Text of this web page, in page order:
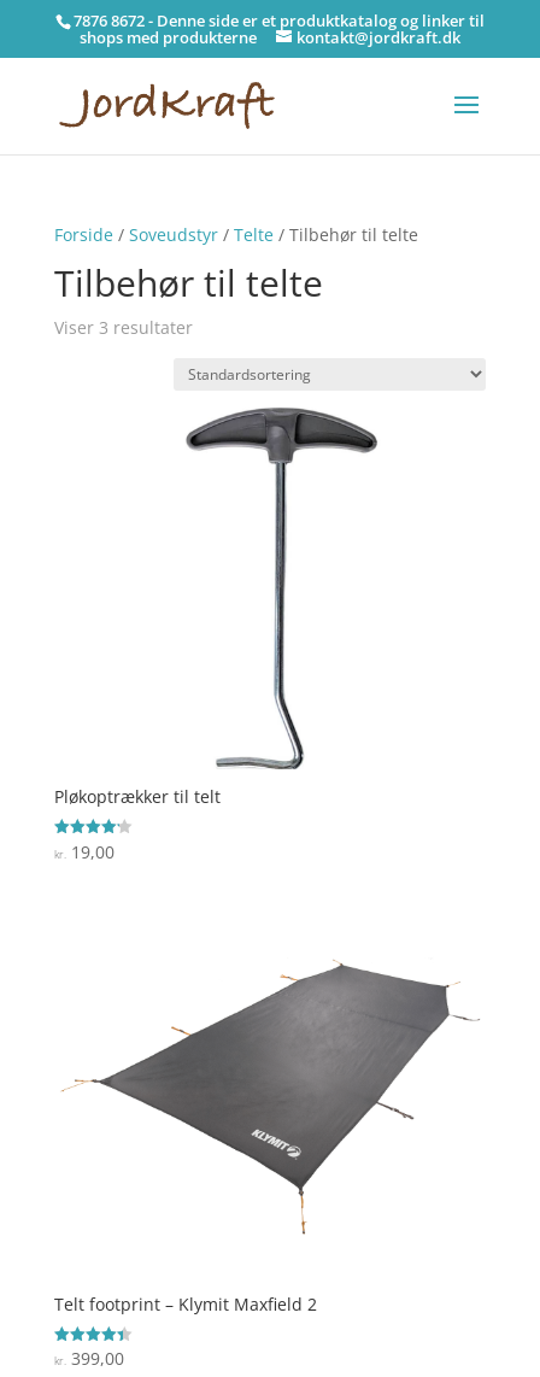
7876 8672 - Denne side er et produktkatalog og linker til
shops med produkterne kontakt@jordkraft.dk
Forside/ Soveudstyr/ Telte/ Tilbehør til telte
Tilbehør til telte
Viser 3 resultater
Pløkoptrækker til telt
Vurderet
4.2
kr. 19,00
Telt footprint – Klymit Maxfield 2
Vurderet
4.4
kr.399,00